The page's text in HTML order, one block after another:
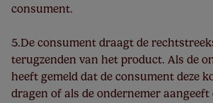
consument.
5.De consument draagt de
terugzenden van het product. Als de
heeft gemeld dat de consument deze
dragen of als de ondernemer aangeeft